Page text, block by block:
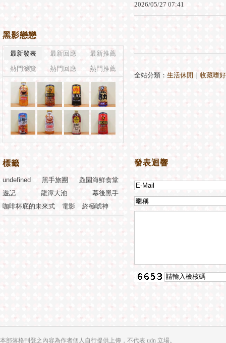
2026/05/27 07:41
全站分類： 生活休閒 收藏嗜好
發表迴響
黑影戀戀
最新發表 最新回應
最新推薦
熱門瀏覽
熱門回應 熱門推薦
標籤
undefined 黑手旅團
鱻園海鮮食堂
遊記
龍潭大池
幕後黑手
咖啡杯底的未來式
電影 終極唬神
本部落格刊登之內容為作者個人自行提供上傳，不代表 udn 立場。